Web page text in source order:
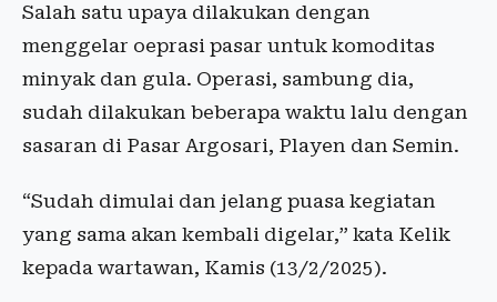
Salah satu upaya dilakukan dengan
menggelar oeprasi pasar untuk komoditas
minyak dan gula. Operasi, sambung dia,
sudah dilakukan beberapa waktu lalu dengan
sasaran di Pasar Argosari, Playen dan Semin.
“Sudah dimulai dan jelang puasa kegiatan
yang sama akan kembali digelar,” kata Kelik
kepada wartawan, Kamis (13/2/2025).